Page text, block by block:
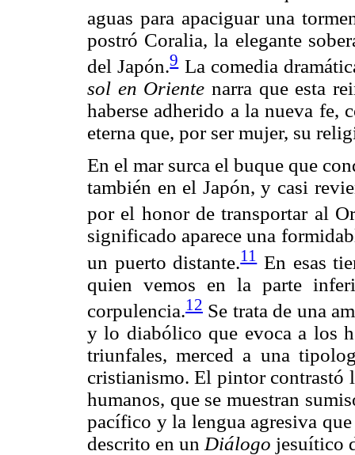
aguas para apaciguar una
postró Coralia, la elegante
del Japón.9La comedia
sol en Oriente narra que esta
haberse adherido a la nueva fe,
eterna que, por ser mujer, su
En el mar surca el buque que
también en el Japón, y casi
por el honor de transportar al
significado aparece una
un puerto distante.11En esas
quien vemos en la parte
corpulencia.12 Se trata de una
y lo diabólico que evoca a los
triunfales, merced a una
cristianismo. El pintor contrastó
humanos, que se muestran
pacífico y la lengua agresiva
descrito en un Diálogo jesuítico